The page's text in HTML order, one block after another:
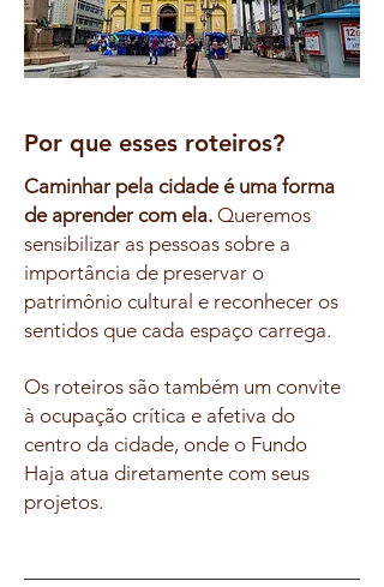
Por que esses roteiros?
Caminhar pela cidade é uma forma
de aprender com ela. Queremos
sensibilizar as pessoas sobre a
importância de preservar o
patrimônio cultural e reconhecer os
sentidos que cada espaço carrega.
Os roteiros são também um convite
à ocupação crítica e afetiva do
centro da cidade, onde o Fundo
Haja atua diretamente com seus
projetos.